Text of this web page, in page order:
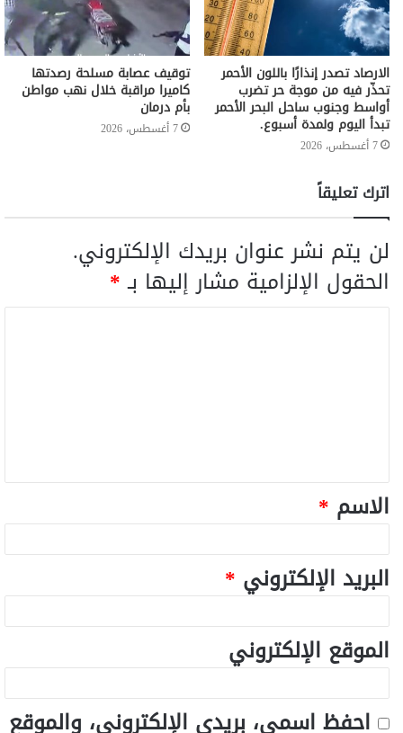
الارصاد تصدر إنذارًا باللون الأحمر
تحذّر فيه من موجة حر تضرب
أواسط وجنوب ساحل البحر الأحمر
تبدأ اليوم ولمدة أسبوع.
7 أغسطس، 2026
توقيف عصابة مسلحة رصدتها
كاميرا مراقبة خلال نهب مواطن
بأم درمان
7 أغسطس، 2026
اترك تعليقاً
لن يتم نشر عنوان بريدك الإلكتروني.
الحقول الإلزامية مشار إليها بـ*
الاسم *
البريد الإلكتروني *
الموقع الإلكتروني
احفظ اسمي، بريدي الإلكتروني، والموقع